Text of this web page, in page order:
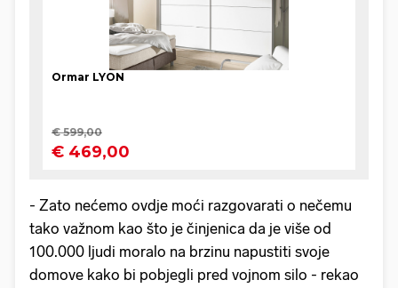
- Zato nećemo ovdje moći razgovarati o nečemu
tako važnom kao što je činjenica da je više od
100.000 ljudi moralo na brzinu napustiti svoje
domove kako bi pobjegli pred vojnom silo - rekao